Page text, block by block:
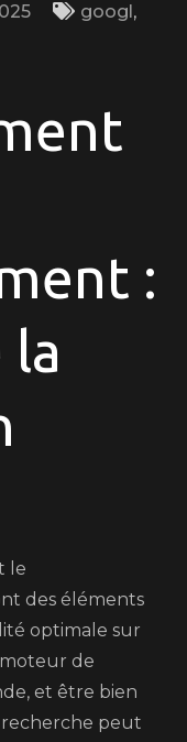
googl,
Visibilité
Ligne
:
la
le
des éléments
optimale sur
de
et être bien
recherche peut